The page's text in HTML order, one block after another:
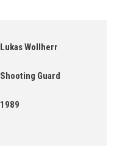
Lukas Wollherr
Shooting Guard
1989